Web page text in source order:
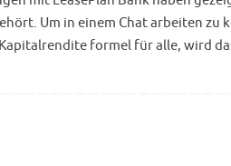
Um in einem Chat arbeiten zu
formel für alle, wird